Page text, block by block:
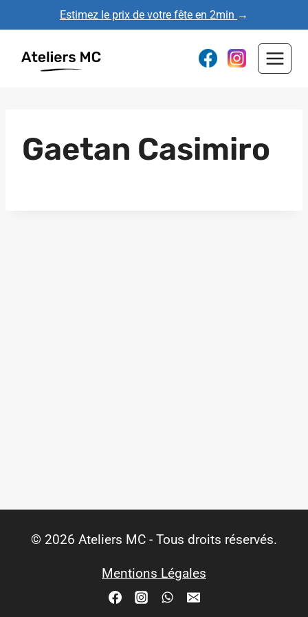
au
contenu
Estimez le prix de votre fête en 2min →
Gaetan Casimiro
© 2026 Ateliers MC - Tous droits réservés.
Mentions Légales